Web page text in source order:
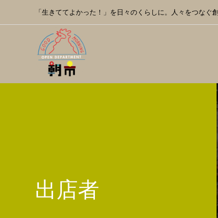
「生きててよかった！」を日々のくらしに。人々をつなぐ
出店者